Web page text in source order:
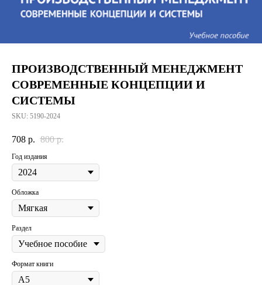
ПРОИЗВОДСТВЕННЫЙ МЕНЕДЖМЕНТ
СОВРЕМЕННЫЕ КОНЦЕПЦИИ И
СИСТЕМЫ
SKU: 5190-2024
708 р. 800 р.
Год издания
Обложка
Раздел
Формат книги